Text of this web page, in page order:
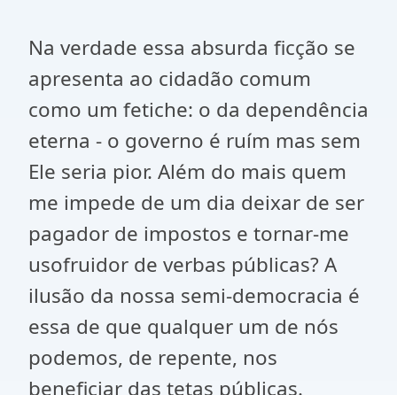
Na verdade essa absurda ficção se
apresenta ao cidadão comum
como um fetiche: o da dependência
eterna - o governo é ruím mas sem
Ele seria pior. Além do mais quem
me impede de um dia deixar de ser
pagador de impostos e tornar-me
usofruidor de verbas públicas? A
ilusão da nossa semi-democracia é
essa de que qualquer um de nós
podemos, de repente, nos
beneficiar das tetas públicas.